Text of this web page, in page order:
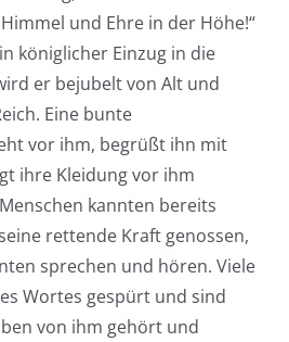
und Ehre in der Höhe!“
königlicher Einzug in die
er bejubelt von Alt und
Eine bunte
vor ihm, begrüßt ihn mit
ihre Kleidung vor ihm
kannten bereits
rettende Kraft genossen,
sprechen und hören. Viele
Wortes gespürt und sind
von ihm gehört und